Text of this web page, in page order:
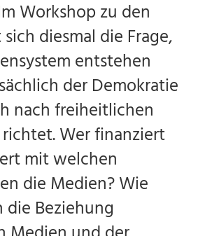
Workshop zu den
diesmal die Frage,
entstehen
der Demokratie
nach freiheitlichen
Wer finanziert
mit welchen
die Medien? Wie
Beziehung